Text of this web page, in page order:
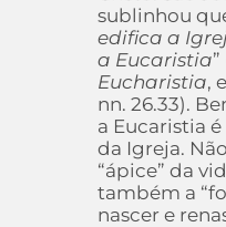
sublinhou
edifica a
a Eucaristia”
Eucharistia,
nn. 26.33).
a Eucaristia
da Igreja.
“ápice” da
também a
nascer e